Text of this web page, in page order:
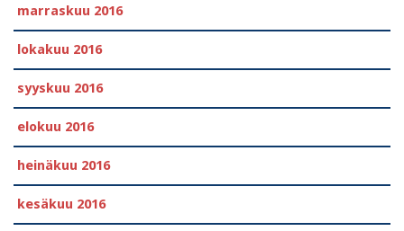
marraskuu 2016
lokakuu 2016
syyskuu 2016
elokuu 2016
heinäkuu 2016
kesäkuu 2016